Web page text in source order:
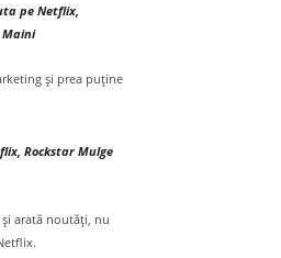
pe Netflix,
Maini
și prea puține
Rockstar Mulge
și arată noutăți, nu